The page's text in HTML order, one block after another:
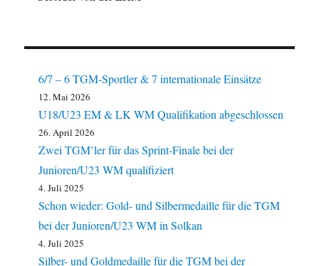
6/7 – 6 TGM-Sportler & 7 internationale Einsätze
12. Mai 2026
U18/U23 EM & LK WM Qualifikation abgeschlossen
26. April 2026
Zwei TGM’ler für das Sprint-Finale bei der
Junioren/U23 WM qualifiziert
4. Juli 2025
Schon wieder: Gold- und Silbermedaille für die TGM
bei der Junioren/U23 WM in Solkan
4. Juli 2025
Silber- und Goldmedaille für die TGM bei der